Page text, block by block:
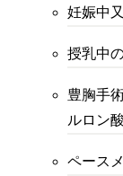
妊娠中
授乳中
豊胸手
ルロン
ペース